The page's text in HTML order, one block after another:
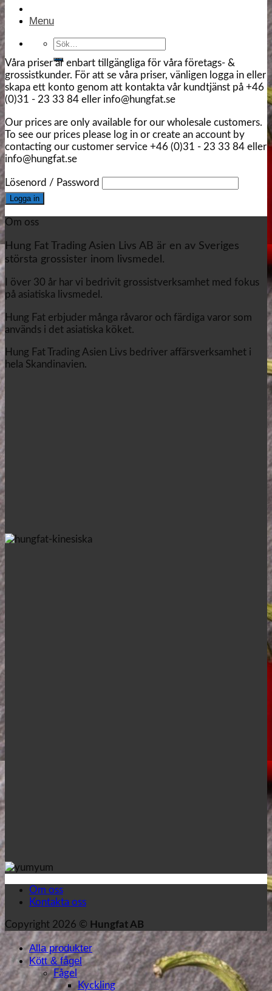
Sök
Menu
Våra priser är enbart tillgängliga för våra företags- &
grossistkunder. För att se våra priser, vänligen logga in eller
skapa ett konto genom att kontakta vår kundtjänst på +46
(0)31 - 23 33 84 eller info@hungfat.se
Our prices are only available for our wholesale customers.
To see our prices please log in or create an account by
contacting our customer service +46 (0)31 - 23 33 84 eller
info@hungfat.se
Lösenord / Password
Om oss
Hung Fat Trading Asien Livs AB är en av Sveriges
största grossister inom livsmedel.
I över 30 år har vi bedrivit grossistverksamhet med fokus
på asiatiska livsmedel.
Hung Fat erbjuder många råvaror och färdiga varor som
används i det asiatiska köket.
Hung Fat Trading Asien Livs bedriver affärsverksamhet i
hela Skandinavien.
Om oss
Kontakta oss
Copyright 2026 © Hungfat AB
Alla produkter
Kött & fågel
Fågel
Kyckling